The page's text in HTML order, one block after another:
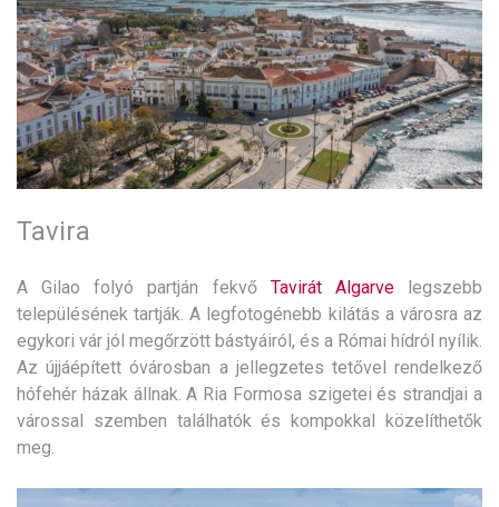
Tavira
A Gilao folyó partján fekvő Tavirát Algarvelegszebb
településének tartják. A legfotogénebb kilátás a városra az
egykori vár jól megőrzött bástyáiról, és a Római hídról nyílik.
Az újjáépített óvárosban a jellegzetes tetővel rendelkező
hófehér házak állnak. A Ria Formosa szigetei és strandjai a
várossal szemben találhatók és kompokkal közelíthetők
meg.